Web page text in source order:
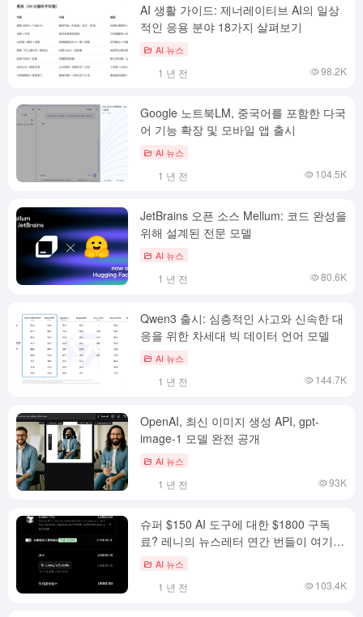
AI 생활 가이드: 제너레이티브 AI의 일상
적인 응용 분야 18가지 살펴보기
AI 뉴스
1 년 전 98.2K
Google 노트북LM, 중국어를 포함한 다국
어 기능 확장 및 모바일 앱 출시
AI 뉴스
1 년 전 104.5K
JetBrains 오픈 소스 Mellum: 코드 완성을
위해 설계된 전문 모델
AI 뉴스
1 년 전 80.6K
Qwen3 출시: 심층적인 사고와 신속한 대
응을 위한 차세대 빅 데이터 언어 모델
AI 뉴스
1 년 전 144.7K
OpenAI, 최신 이미지 생성 API, gpt-
image-1 모델 완전 공개
AI 뉴스
1 년 전 93K
슈퍼 $150 AI 도구에 대한 $1800 구독
료? 레니의 뉴스레터 연간 번들이 여기
있습니다!
AI 뉴스
1 년 전 103.4K